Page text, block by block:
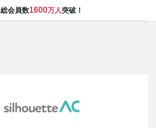
総会員数1600万人突破！